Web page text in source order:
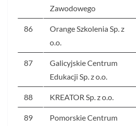
Zawodowego
86
Orange Szkolenia Sp. z
o.o.
87
Galicyjskie Centrum
Edukacji Sp. z o.o.
88 KREATOR Sp. z o.o.
89
Pomorskie Centrum